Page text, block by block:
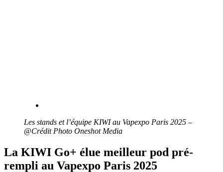
Les stands et l’équipe KIWI au Vapexpo Paris 2025 –
@Crédit Photo Oneshot Media
La KIWI Go+ élue meilleur pod pré-
rempli au Vapexpo Paris 2025